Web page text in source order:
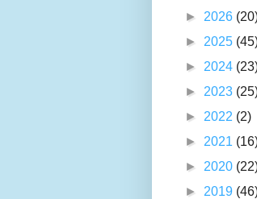
► 2026
► 2025
► 2024
► 2023
► 2022 (2)
► 2021
► 2020
► 2019